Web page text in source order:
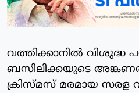
വത്തിക്കാനില്‍ വിശുദ്ധ
ബസിലിക്കയുടെ
ക്രിസ്മസ് മരമായ സരള